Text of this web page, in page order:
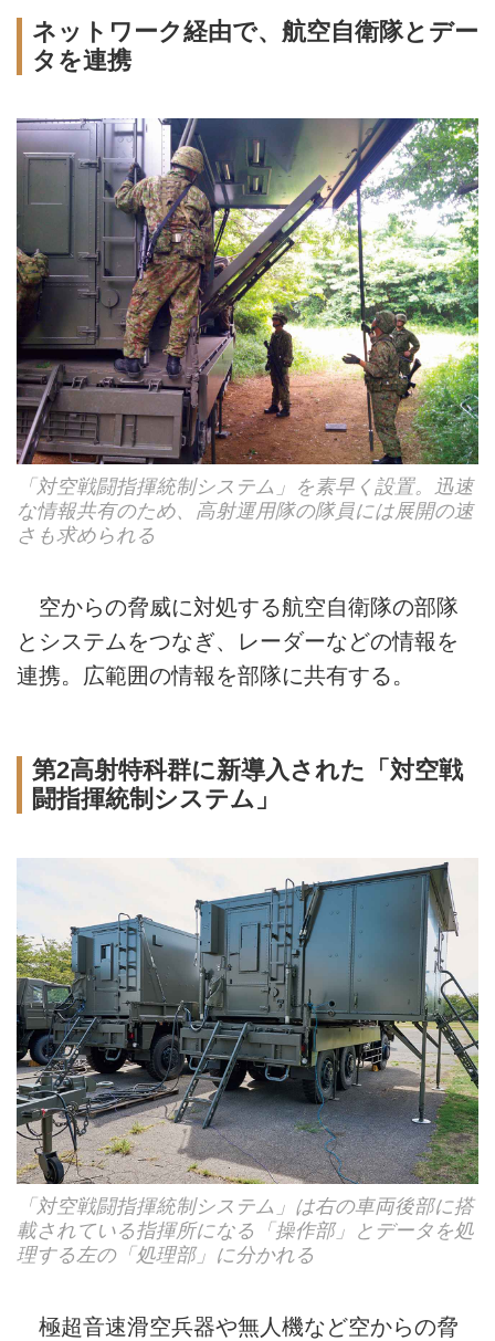
ネットワーク経由で、航空自衛隊とデー
タを連携
「対空戦闘指揮統制システム」を素早く設置。迅速
な情報共有のため、高射運用隊の隊員には展開の速
さも求められる
空からの脅威に対処する航空自衛隊の部隊
とシステムをつなぎ、レーダーなどの情報を
連携。広範囲の情報を部隊に共有する。
第2高射特科群に新導入された「対空戦
闘指揮統制システム」
「対空戦闘指揮統制システム」は右の車両後部に搭
載されている指揮所になる「操作部」とデータを処
理する左の「処理部」に分かれる
極超音速滑空兵器や無人機など空からの脅